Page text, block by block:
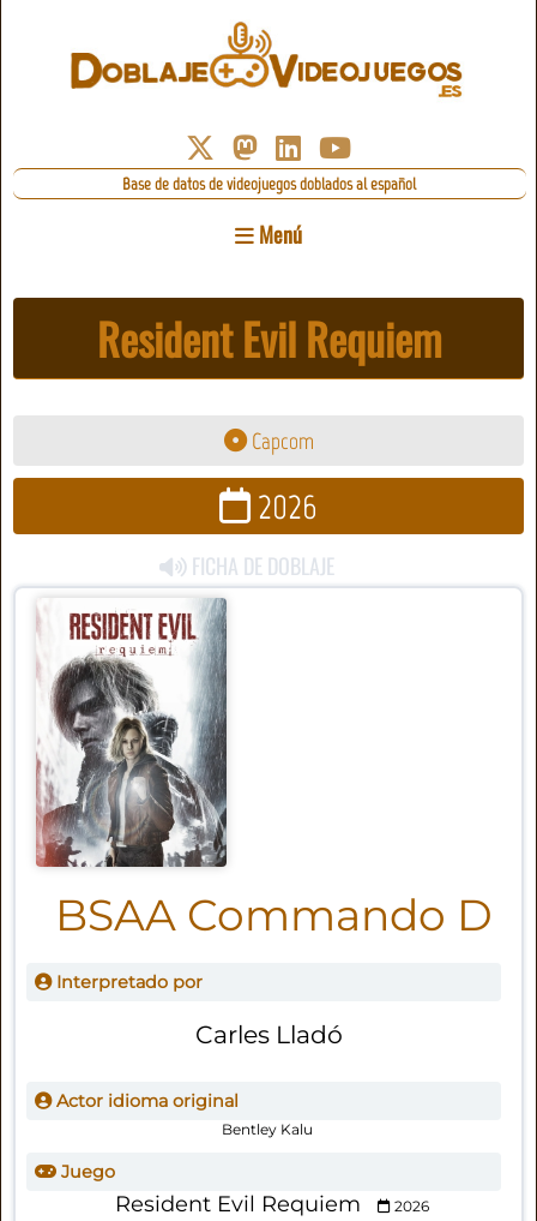
Base de datos de videojuegos doblados al español
Menú
Resident Evil Requiem
Capcom
2026
FICHA DE DOBLAJE
BSAA Commando D
Interpretado por
Carles Lladó
Actor idioma original
Bentley Kalu
Juego
Resident Evil Requiem 2026